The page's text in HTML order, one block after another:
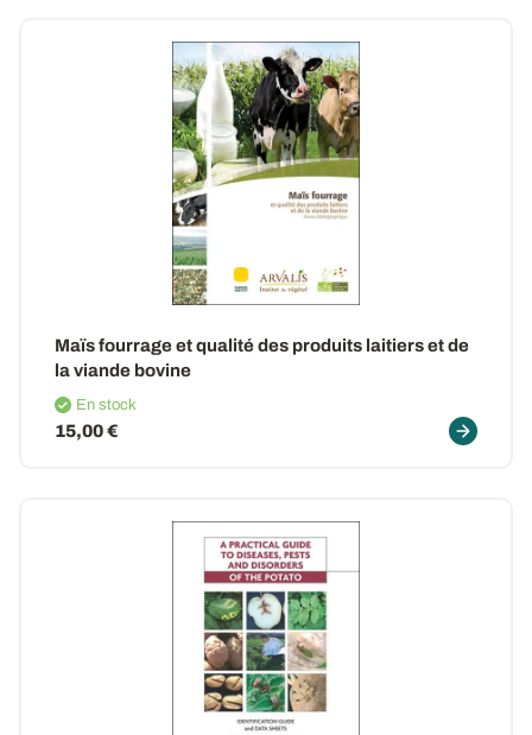
Maïs fourrage et qualité des produits laitiers et de
la viande bovine
En stock
15,00 €